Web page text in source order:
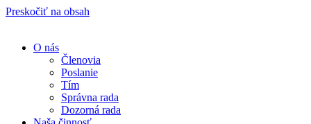
Preskočiť na obsah
O nás
Členovia
Poslanie
Tím
Správna rada
Dozorná rada